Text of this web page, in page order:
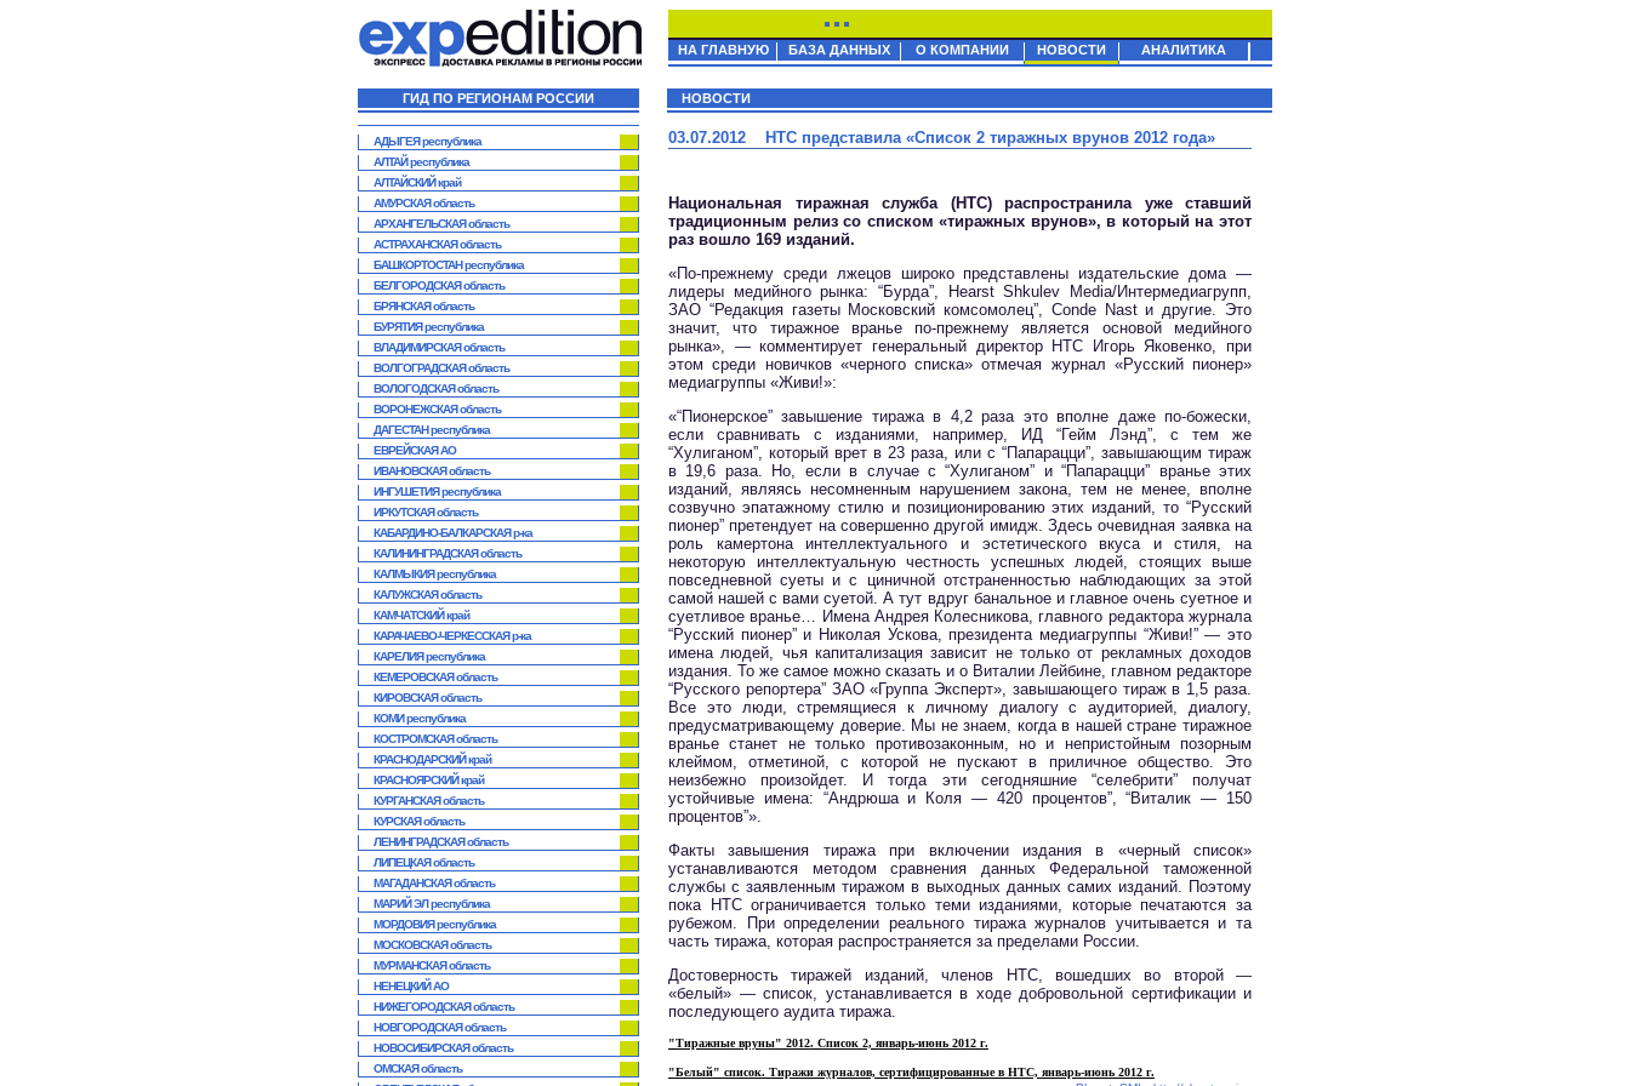
НА ГЛАВНУЮ БАЗА ДАННЫХ О КОМПАНИИ НОВОСТИ АНАЛИТИКА
ГИД ПО РЕГИОНАМ РОССИИ
АДЫГЕЯ республика
АЛТАЙ республика
АЛТАЙСКИЙ край
АМУРСКАЯ область
АРХАНГЕЛЬСКАЯ область
АСТРАХАНСКАЯ область
БАШКОРТОСТАН республика
БЕЛГОРОДСКАЯ область
БРЯНСКАЯ область
БУРЯТИЯ республика
ВЛАДИМИРСКАЯ область
ВОЛГОГРАДСКАЯ область
ВОЛОГОДСКАЯ область
ВОРОНЕЖСКАЯ область
ДАГЕСТАН республика
ЕВРЕЙСКАЯ АО
ИВАНОВСКАЯ область
ИНГУШЕТИЯ республика
ИРКУТСКАЯ область
КАБАРДИНО-БАЛКАРСКАЯ р-ка
КАЛИНИНГРАДСКАЯ область
КАЛМЫКИЯ республика
КАЛУЖСКАЯ область
КАМЧАТСКИЙ край
КАРАЧАЕВО-ЧЕРКЕССКАЯ р-ка
КАРЕЛИЯ республика
КЕМЕРОВСКАЯ область
КИРОВСКАЯ область
КОМИ республика
КОСТРОМСКАЯ область
КРАСНОДАРСКИЙ край
КРАСНОЯРСКИЙ край
КУРГАНСКАЯ область
КУРСКАЯ область
ЛЕНИНГРАДСКАЯ область
ЛИПЕЦКАЯ область
МАГАДАНСКАЯ область
МАРИЙ ЭЛ республика
МОРДОВИЯ республика
МОСКОВСКАЯ область
МУРМАНСКАЯ область
НЕНЕЦКИЙ АО
НИЖЕГОРОДСКАЯ область
НОВГОРОДСКАЯ область
НОВОСИБИРСКАЯ область
ОМСКАЯ область
НОВОСТИ
03.07.2012 НТС представила «Список 2 тиражных врунов 2012 года»
Национальная тиражная служба (НТС) распространила уже ставший
традиционным релиз со списком «тиражных врунов», в который на этот
раз вошло 169 изданий.
«По-прежнему среди лжецов широко представлены издательские дома —
лидеры медийного рынка: “Бурда”, Hearst Shkulev Media/Интермедиагрупп,
ЗАО “Редакция газеты Московский комсомолец”, Conde Nast и другие. Это
значит, что тиражное вранье по-прежнему является основой медийного
рынка», — комментирует генеральный директор НТС Игорь Яковенко, при
этом среди новичков «черного списка» отмечая журнал «Русский пионер»
медиагруппы «Живи!»:
«“Пионерское” завышение тиража в 4,2 раза это вполне даже по-божески,
если сравнивать с изданиями, например, ИД “Гейм Лэнд”, с тем же
“Хулиганом”, который врет в 23 раза, или с “Папарацци”, завышающим тираж
в 19,6 раза. Но, если в случае с “Хулиганом” и “Папарацци” вранье этих
изданий, являясь несомненным нарушением закона, тем не менее, вполне
созвучно эпатажному стилю и позиционированию этих изданий, то “Русский
пионер” претендует на совершенно другой имидж. Здесь очевидная заявка на
роль камертона интеллектуального и эстетического вкуса и стиля, на
некоторую интеллектуальную честность успешных людей, стоящих выше
повседневной суеты и с циничной отстраненностью наблюдающих за этой
самой нашей с вами суетой. А тут вдруг банальное и главное очень суетное и
суетливое вранье… Имена Андрея Колесникова, главного редактора журнала
“Русский пионер” и Николая Ускова, президента медиагруппы “Живи!” — это
имена людей, чья капитализация зависит не только от рекламных доходов
издания. То же самое можно сказать и о Виталии Лейбине, главном редакторе
“Русского репортера” ЗАО «Группа Эксперт», завышающего тираж в 1,5 раза.
Все это люди, стремящиеся к личному диалогу с аудиторией, диалогу,
предусматривающему доверие. Мы не знаем, когда в нашей стране тиражное
вранье станет не только противозаконным, но и непристойным позорным
клеймом, отметиной, с которой не пускают в приличное общество. Это
неизбежно произойдет. И тогда эти сегодняшние “селебрити” получат
устойчивые имена: “Андрюша и Коля — 420 процентов”, “Виталик — 150
процентов”».
Факты завышения тиража при включении издания в «черный список»
устанавливаются методом сравнения данных Федеральной таможенной
службы с заявленным тиражом в выходных данных самих изданий. Поэтому
пока НТС ограничивается только теми изданиями, которые печатаются за
рубежом. При определении реального тиража журналов учитывается и та
часть тиража, которая распространяется за пределами России.
Достоверность тиражей изданий, членов НТС, вошедших во второй —
«белый» — список, устанавливается в ходе добровольной сертификации и
последующего аудита тиража.
"Тиражные вруны" 2012. Список 2, январь-июнь 2012 г.
"Белый" список. Тиражи журналов, сертифицированные в НТС, январь-июнь 2012 г.